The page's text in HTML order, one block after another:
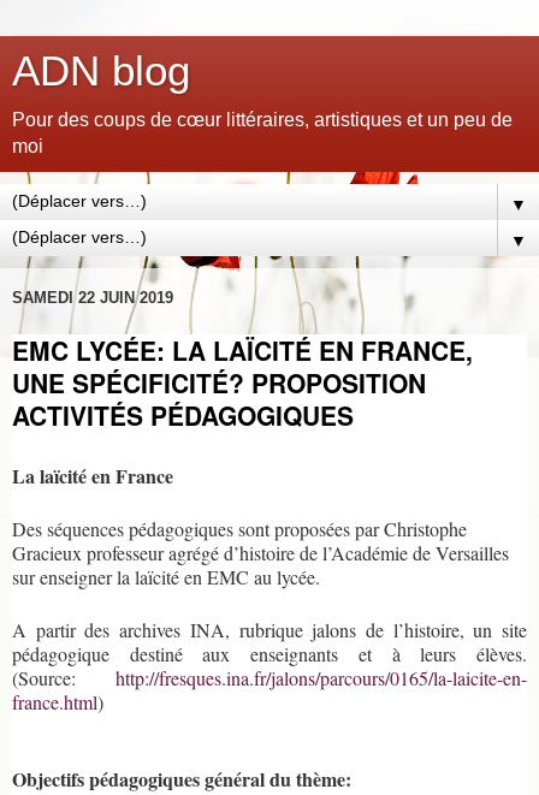
ADN blog
Pour des coups de cœur littéraires, artistiques et un peu de
moi
▼
▼
SAMEDI 22 JUIN 2019
EMC LYCÉE: LA LAÏCITÉ EN FRANCE,
UNE SPÉCIFICITÉ? PROPOSITION
ACTIVITÉS PÉDAGOGIQUES
La laïcité en France
Des séquences pédagogiques sont proposées par Christophe
Gracieux professeur agrégé d’histoire de l’Académie de Versailles
sur enseigner la laïcité en EMC au lycée.
A partir des archives INA, rubrique jalons de l’histoire, un site
pédagogique destiné aux enseignants et à leurs élèves.
(Source: http://fresques.ina.fr/jalons/parcours/0165/la-laicite-en-
france.html)
Objectifs pédagogiques général du thème: